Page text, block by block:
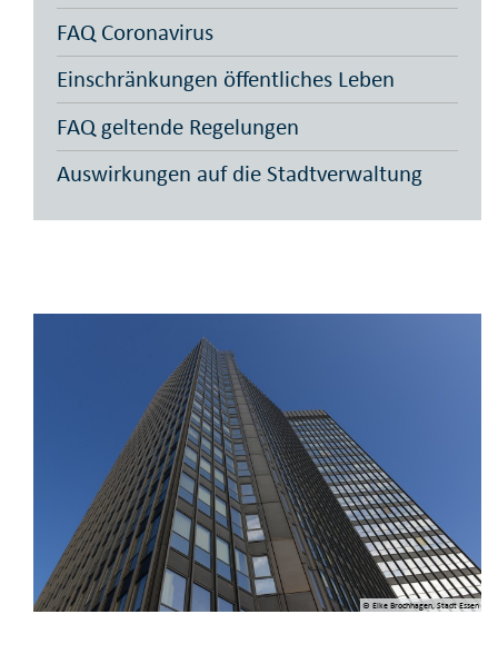
FAQ Coronavirus
Einschränkungen öffentliches Leben
FAQ geltende Regelungen
Auswirkungen auf die Stadtverwaltung
© Elke Brochhagen, Stadt Essen